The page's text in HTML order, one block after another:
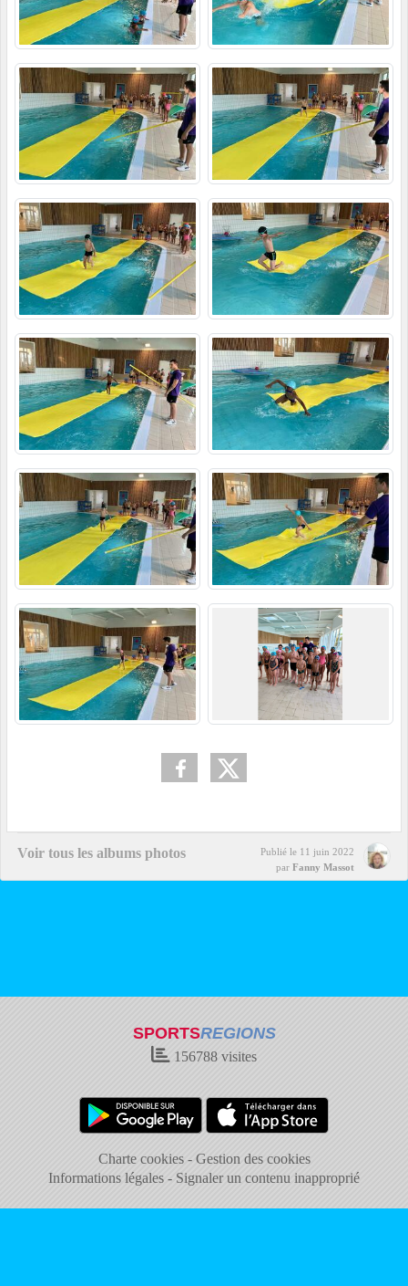
Voir tous les albums photos Publié le 11 juin 2022
par Fanny Massot
SPORTSREGIONS
156788 visites
Charte cookies
Gestion des cookies
Informations légales
Signaler un contenu inapproprié